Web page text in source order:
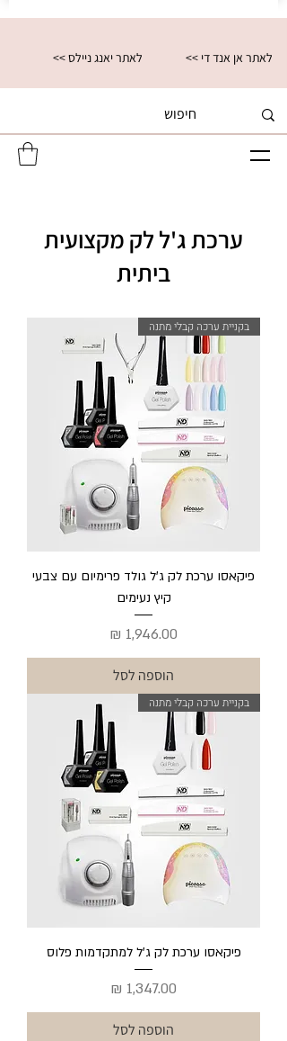
<< לאתר יאנג ניילס << לאתר אן אנד די
ערכת ג'ל לק מקצועית
ביתית
בקניית ערכה קבלי מתנה
פיקאסו ערכת לק ג'ל גולד פרימיום עם צבעי
קיץ נעימים
מחיר
הוספה לסל
בקניית ערכה קבלי מתנה
פיקאסו ערכת לק ג'ל למתקדמות פלוס
מחיר
הוספה לסל